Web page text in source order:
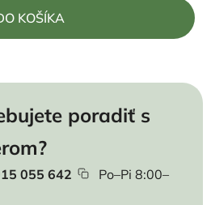
KOŠÍKA
poradiť s
055 642
Po–Pi 8:00–